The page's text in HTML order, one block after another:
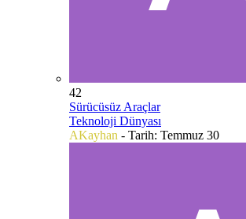
42
Sürücüsüz Araçlar
Teknoloji Dünyası
AKayhan - Tarih: Temmuz 30